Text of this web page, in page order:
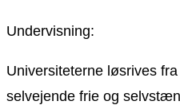
Undervisning:
Universiteterne løsrives
selvejende frie og